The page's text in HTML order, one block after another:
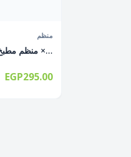
منظم
منظم مطبخ إستاند بلاستيك 4 رف 55 ×...
EGP295.00